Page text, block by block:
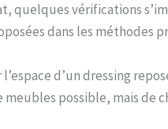
quelques vérifications
dans les méthodes
d’un dressing
possible, mais de